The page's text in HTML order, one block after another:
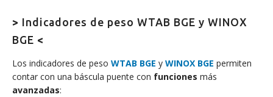
> Indicadores de peso WTAB BGE y WINOX
BGE <
Los indicadores de peso WTAB BGE y WINOX BGE permiten
contar con una báscula puente con funciones más
avanzadas: